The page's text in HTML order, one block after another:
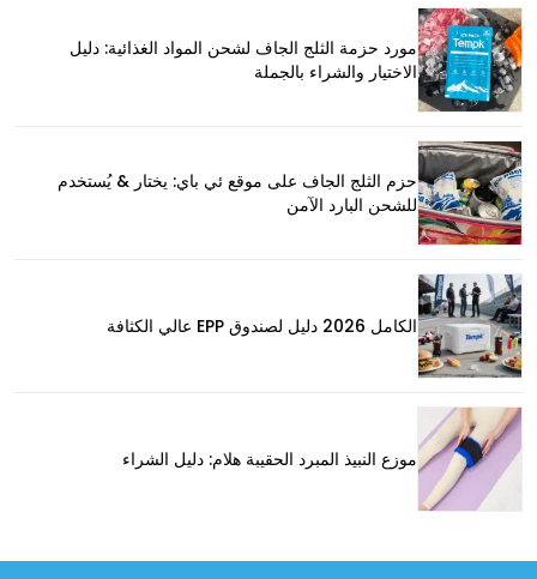
مورد حزمة الثلج الجاف لشحن المواد الغذائية: دليل
الاختيار والشراء بالجملة
حزم الثلج الجاف على موقع ئي باي: يختار & يُستخدم
للشحن البارد الآمن
الكامل 2026 دليل لصندوق EPP عالي الكثافة
موزع النبيذ المبرد الحقيبة هلام: دليل الشراء